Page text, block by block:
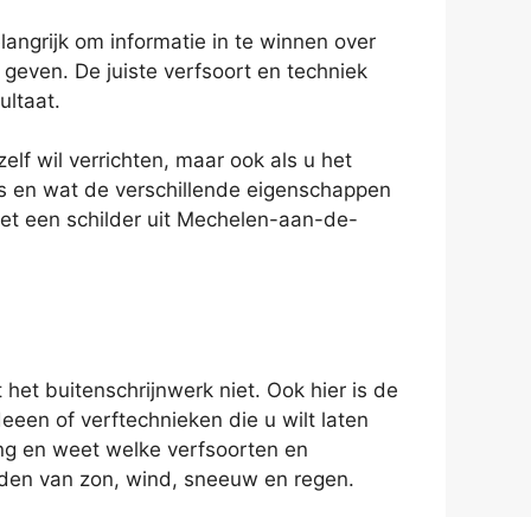
om informatie in te winnen over
De juiste verfsoort en techniek
wil verrichten, maar ook als u het
wat de verschillende eigenschappen
een schilder uit Mechelen-aan-de-
buitenschrijnwerk niet. Ook hier is de
of verftechnieken die u wilt laten
en weet welke verfsoorten en
van zon, wind, sneeuw en regen.